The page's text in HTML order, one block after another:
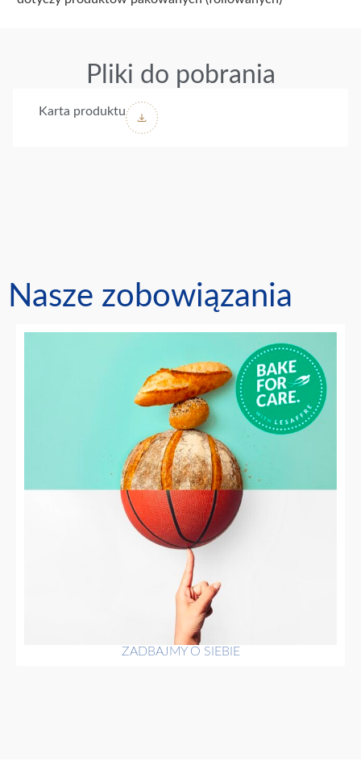
Pliki do pobrania
Karta produktu
Nasze zobowiązania
ZADBAJMY O SIEBIE